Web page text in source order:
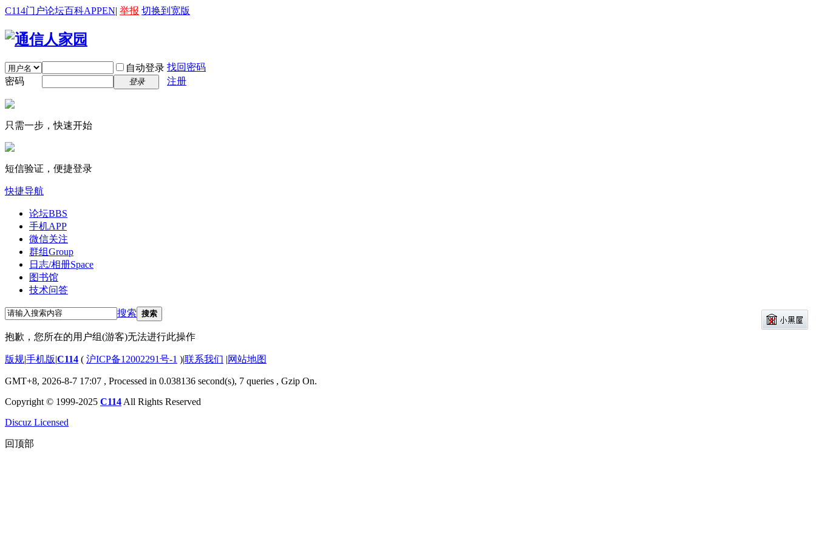
C114门户论坛百科APPEN| 举报 切换到宽版
自动登录 找回密码
密码
登录 注册
只需一步，快速开始
短信验证，便捷登录
快捷导航
论坛BBS
手机APP
微信关注
群组Group
日志/相册Space
图书馆
技术问答
搜索 搜索
抱歉，您所在的用户组(游客)无法进行此操作
版规|手机版|C114 ( 沪ICP备12002291号-1 )|联系我们 |网站地图
GMT+8, 2026-8-7 17:07 , Processed in 0.038136 second(s), 7 queries , Gzip On.
Copyright © 1999-2025 C114 All Rights Reserved
Discuz Licensed
回顶部